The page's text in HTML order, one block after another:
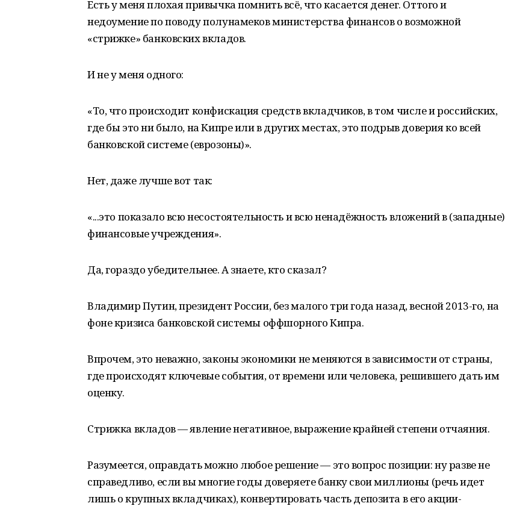
Есть у меня плохая привычка помнить всё, что касается денег. Оттого и
недоумение по поводу полунамеков министерства финансов о возможной
«стрижке» банковских вкладов.
И не у меня одного:
«То, что происходит конфискация средств вкладчиков, в том числе и российских,
где бы это ни было, на Кипре или в других местах, это подрыв доверия ко всей
банковской системе (еврозоны)».
Нет, даже лучше вот так:
«...это показало всю несостоятельность и всю ненадёжность вложений в (западные)
финансовые учреждения».
Да, гораздо убедительнее. А знаете, кто сказал?
Владимир Путин, президент России, без малого три года назад, весной 2013-го, на
фоне кризиса банковской системы оффшорного Кипра.
Впрочем, это неважно, законы экономики не меняются в зависимости от страны,
где происходят ключевые события, от времени или человека, решившего дать им
оценку.
Стрижка вкладов — явление негативное, выражение крайней степени отчаяния.
Разумеется, оправдать можно любое решение — это вопрос позиции: ну разве не
справедливо, если вы многие годы доверяете банку свои миллионы (речь идет
лишь о крупных вкладчиках), конвертировать часть депозита в его акции-